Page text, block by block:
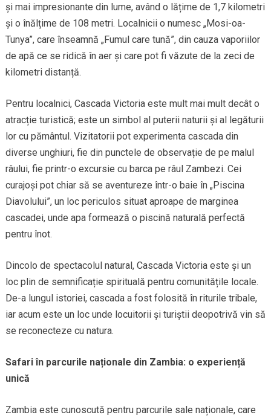
și mai impresionante din lume, având o lățime de 1,7 kilometri
și o înălțime de 108 metri. Localnicii o numesc „Mosi-oa-
Tunya”, care înseamnă „Fumul care tună”, din cauza vaporiilor
de apă ce se ridică în aer și care pot fi văzute de la zeci de
kilometri distanță.
Pentru localnici, Cascada Victoria este mult mai mult decât o
atracție turistică; este un simbol al puterii naturii și al legăturii
lor cu pământul. Vizitatorii pot experimenta cascada din
diverse unghiuri, fie din punctele de observație de pe malul
râului, fie printr-o excursie cu barca pe râul Zambezi. Cei
curajoși pot chiar să se aventureze într-o baie în „Piscina
Diavolului”, un loc periculos situat aproape de marginea
cascadei, unde apa formează o piscină naturală perfectă
pentru înot.
Dincolo de spectacolul natural, Cascada Victoria este și un
loc plin de semnificație spirituală pentru comunitățile locale.
De-a lungul istoriei, cascada a fost folosită în riturile tribale,
iar acum este un loc unde locuitorii și turiștii deopotrivă vin să
se reconecteze cu natura.
Safari în parcurile naționale din Zambia: o experiență
unică
Zambia este cunoscută pentru parcurile sale naționale, care